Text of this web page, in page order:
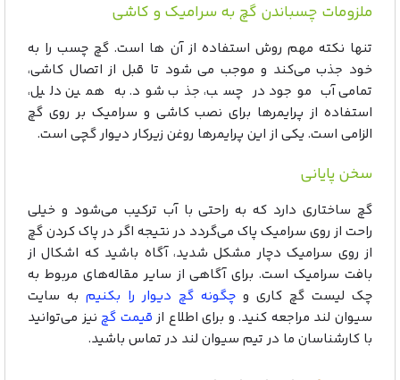
ملزومات چسباندن گچ به سرامیک و کاشی
تنها نکته مهم روش استفاده از آن ها است. گچ چسب را به
خود جذب می‌کند و موجب می شود تا قبل از اتصال کاشی،
تمامی آب موجود در چسب، جذب شود. به همین دلیل،
استفاده از پرایمرها برای نصب کاشی و سرامیک بر روی گچ
الزامی است. یکی از این پرایمرها روغن زیرکار دیوار گچی است.
سخن پایانی
گچ ساختاری دارد که به راحتی با آب ترکیب می‌شود و خیلی
راحت از روی سرامیک پاک می‌گردد در نتیجه اگر در پاک کردن گچ
از روی سرامیک دچار مشکل شدید، آگاه باشید که اشکال از
بافت سرامیک است. برای آگاهی از سایر مقاله‌های مربوط به
چک لیست گچ کاری و چگونه گچ دیوار را بکنیم به سایت
سیوان لند مراجعه کنید. و برای اطلاع ازقیمت گچنیز می‌توانید
با کارشناسان ما در تیم سیوان لند در تماس باشید.